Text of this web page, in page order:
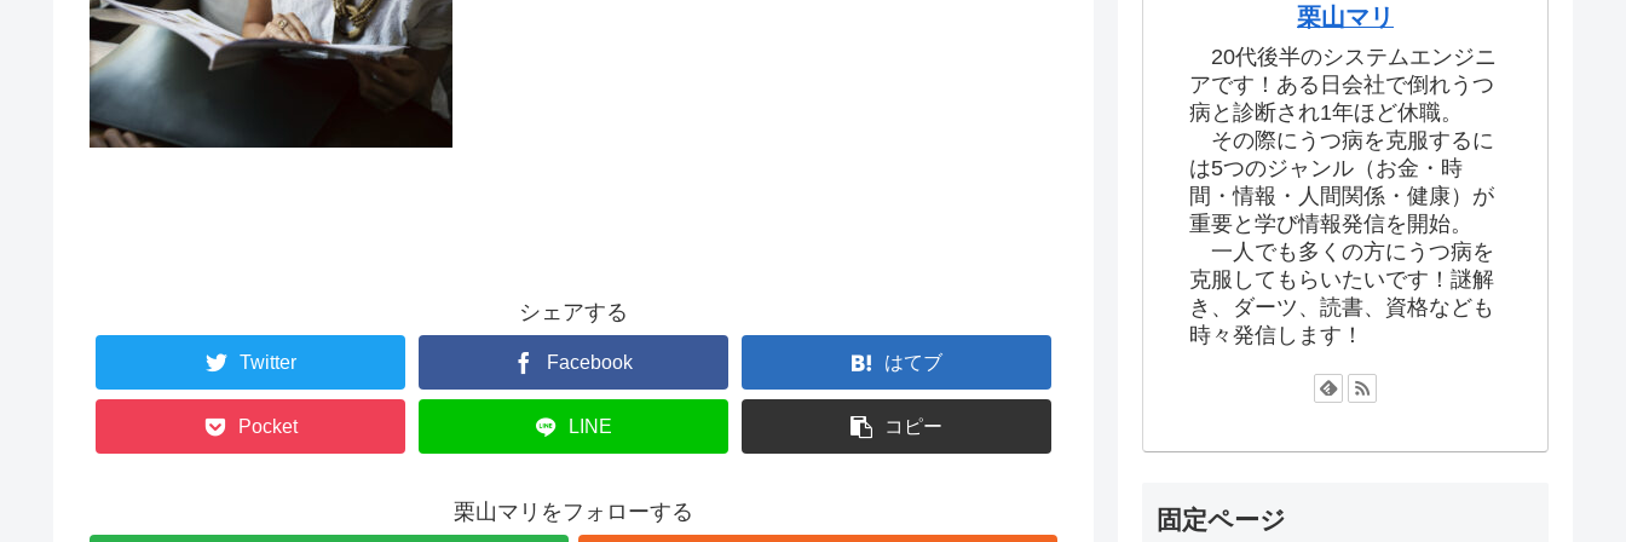
シェアする
Twitter Facebook はてブ
Pocket LINE コピー
栗山マリをフォローする
栗山マリ
20代後半のシステムエンジニ
アです！ある日会社で倒れうつ
病と診断され1年ほど休職。
その際にうつ病を克服するに
は5つのジャンル（お金・時
間・情報・人間関係・健康）が
重要と学び情報発信を開始。
一人でも多くの方にうつ病を
克服してもらいたいです！謎解
き、ダーツ、読書、資格なども
時々発信します！
固定ページ